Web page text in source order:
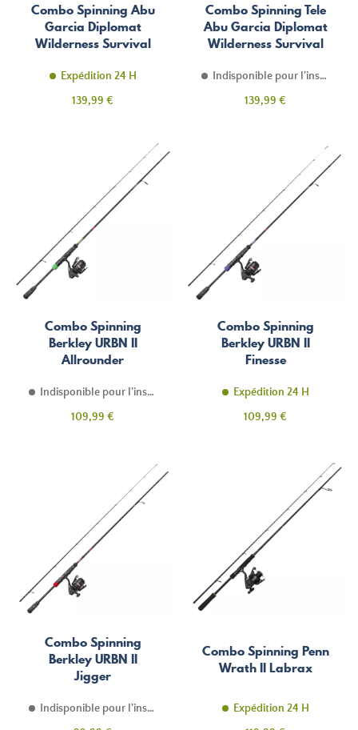
Combo Spinning Abu
Garcia Diplomat
Wilderness Survival
Expédition 24 H
Prix
139,99 €
Combo Spinning Tele
Abu Garcia Diplomat
Wilderness Survival
Indisponible pour l'instant
Prix
139,99 €
Combo Spinning
Berkley URBN II
Allrounder
Indisponible pour l'instant
Prix
109,99 €
Combo Spinning
Berkley URBN II
Finesse
Expédition 24 H
Prix
109,99 €
Combo Spinning
Berkley URBN II
Jigger
Indisponible pour l'instant
Combo Spinning Penn
Wrath II Labrax
Expédition 24 H